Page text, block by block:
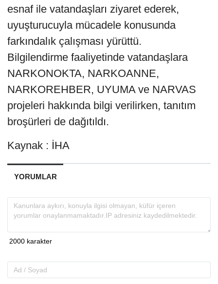
esnaf ile vatandaşları ziyaret ederek,
uyuşturucuyla mücadele konusunda
farkındalık çalışması yürüttü.
Bilgilendirme faaliyetinde vatandaşlara
NARKONOKTA, NARKOANNE,
NARKOREHBER, UYUMA ve NARVAS
projeleri hakkında bilgi verilirken, tanıtım
broşürleri de dağıtıldı.
Kaynak : İHA
YORUMLAR